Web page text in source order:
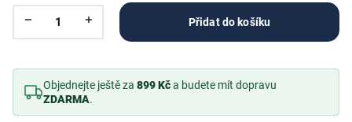
Přidat do košíku
Objednejte ještě za 899 Kča budete mít dopravu
ZDARMA.